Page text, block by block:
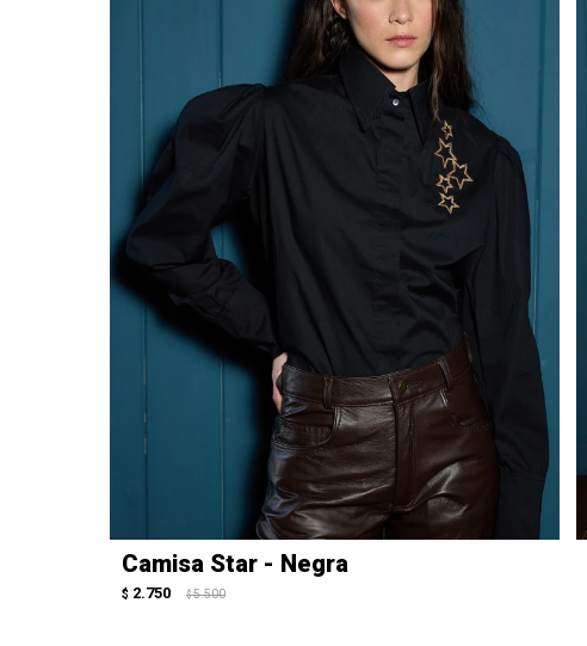
Camisa Star - Negra
$ 2.750 $ 5.500